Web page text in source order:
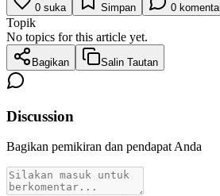
0 suka Simpan 0
Topik
No topics for this article yet.
Bagikan Salin Tautan
Discussion
Bagikan pemikiran dan pendapat Anda